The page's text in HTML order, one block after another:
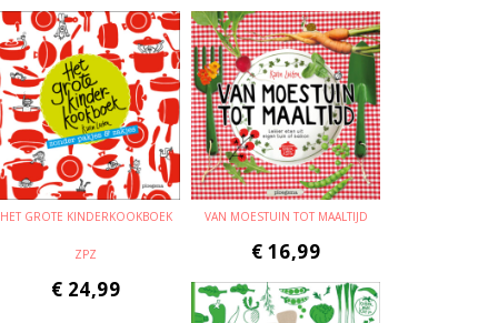
HET GROTE KINDERKOOKBOEK
ZPZ
€ 24,99
VAN MOESTUIN TOT MAALTIJD
€ 16,99